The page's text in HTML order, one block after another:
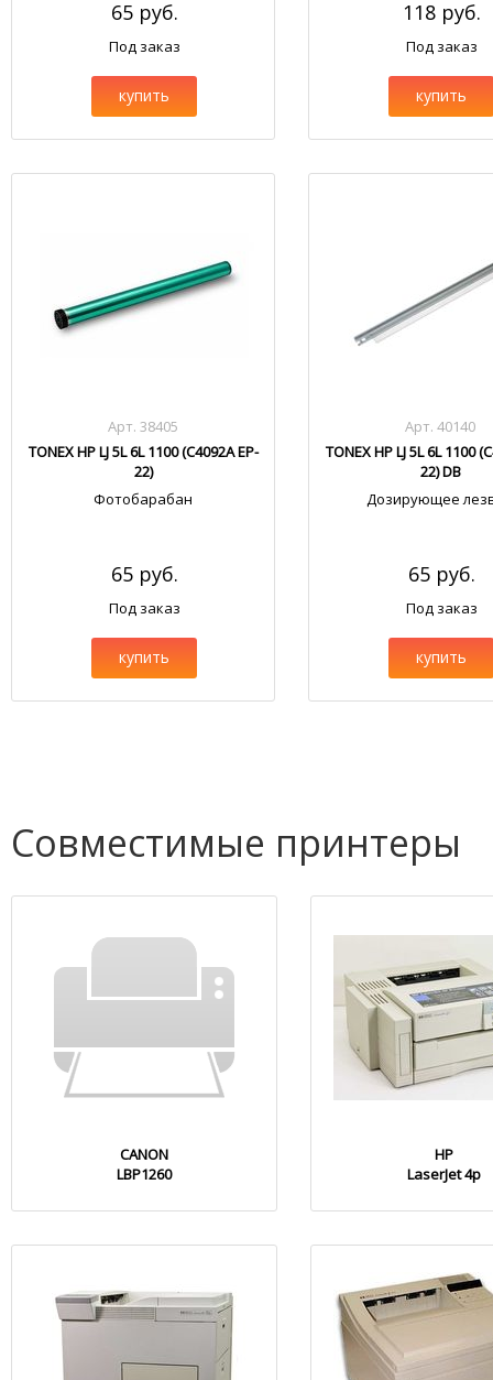
65 руб.
Под заказ
купить
118 руб.
Под заказ
купить
Арт. 38405
TONEX HP LJ 5L 6L 1100 (C4092A EP-
22)
Фотобарабан
65 руб.
Под заказ
купить
Арт. 40140
TONEX HP LJ 5L 6L 1100
22) DB
Дозирующее
65 руб.
Под заказ
купить
Совместимые принтеры
CANON
LBP1260
HP
LaserJet 4p